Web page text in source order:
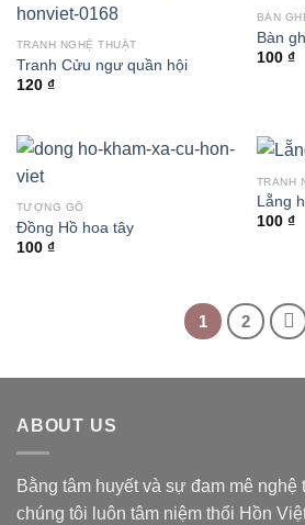
TRANH NGHỆ THUẬT
Tranh Cửu ngư quần hội
120 ₫
BÀN
Bàn
100 ₫
TƯỢNG GỖ
Đồng Hồ hoa tây
100 ₫
TRANH
Lẵng
100 ₫
1 2
ABOUT US
Bằng tâm huyết và sự đam mê nghệ
chúng tôi luôn tâm niệm thổi Hồn